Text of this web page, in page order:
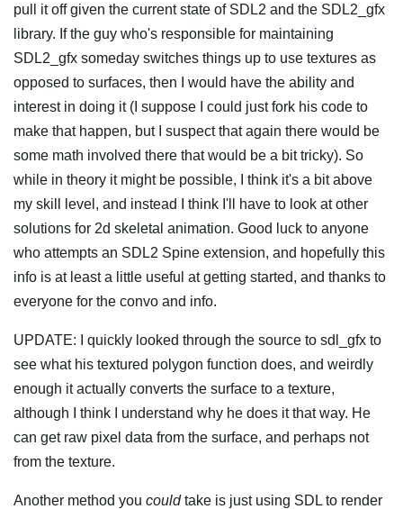
pull it off given the current state of SDL2 and the SDL2_gfx
library. If the guy who's responsible for maintaining
SDL2_gfx someday switches things up to use textures as
opposed to surfaces, then I would have the ability and
interest in doing it (I suppose I could just fork his code to
make that happen, but I suspect that again there would be
some math involved there that would be a bit tricky). So
while in theory it might be possible, I think it's a bit above
my skill level, and instead I think I'll have to look at other
solutions for 2d skeletal animation. Good luck to anyone
who attempts an SDL2 Spine extension, and hopefully this
info is at least a little useful at getting started, and thanks to
everyone for the convo and info.
UPDATE: I quickly looked through the source to sdl_gfx to
see what his textured polygon function does, and weirdly
enough it actually converts the surface to a texture,
although I think I understand why he does it that way. He
can get raw pixel data from the surface, and perhaps not
from the texture.
Another method you couldtake is just using SDL to render